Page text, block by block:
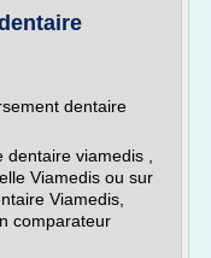
dentaire
viamedis ,
Viamedis ou sur
Viamedis,
comparateur